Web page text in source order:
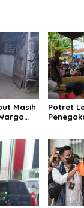
Masih
Potret